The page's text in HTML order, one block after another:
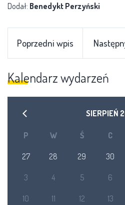
Dodał: Benedykt Perzyński
Poprzedni wpis
Kalendarz wydarzeń
SIERPIEŃ
P W Ś C
27 28 29 30
3 4 5 6
10 11 12 13